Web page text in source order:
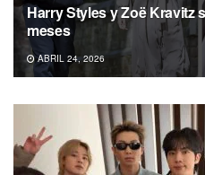
Harry Styles y Zoë Kravitz
meses
ABRIL 24, 2026